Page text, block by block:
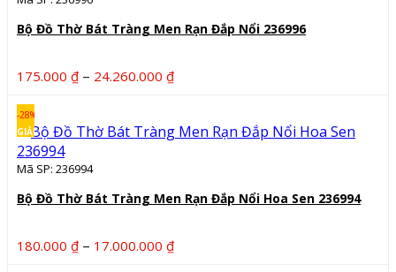
10.800.000 ₫
Bộ Đồ Thờ Bát Tràng Men Rạn Đắp Nổi 236996
175.000 ₫ – 24.260.000 ₫Khoảng
175.000 ₫
-28%
GIẢM
Mã SP: 236994
Bộ Đồ Thờ Bát Tràng Men Rạn Đắp Nổi Hoa Sen 236994
180.000 ₫ – 17.000.000 ₫Khoảng